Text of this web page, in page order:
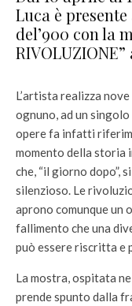
Luca è
del’900 con la
L’artista realizza
ognuno, ad un
opere fa infatti
momento della storia
che, “il giorno dopo”,
silenzioso. Le
aprono comunque un
fallimento che una
può essere riscritta e
La mostra, ospitata
prende spunto dalla